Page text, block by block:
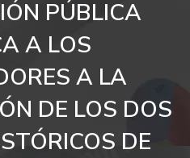
PÚBLICA
A LOS
A LA
DE LOS DOS
DE